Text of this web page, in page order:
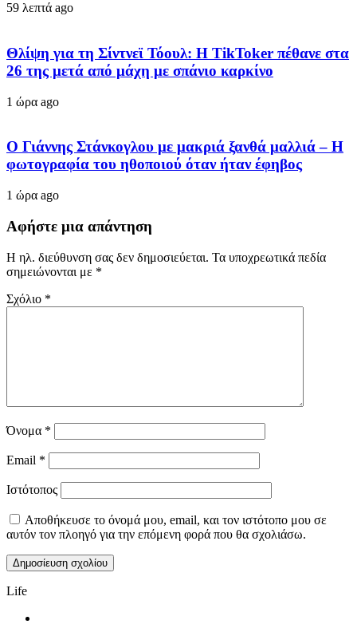
59 λεπτά ago
Θλίψη για τη Σίντνεϊ Τόουλ: Η TikToker πέθανε στα
26 της μετά από μάχη με σπάνιο καρκίνο
1 ώρα ago
Ο Γιάννης Στάνκογλου με μακριά ξανθά μαλλιά – Η
φωτογραφία του ηθοποιού όταν ήταν έφηβος
1 ώρα ago
Αφήστε μια απάντηση
Η ηλ. διεύθυνση σας δεν δημοσιεύεται. Τα υποχρεωτικά πεδία
σημειώνονται με *
Σχόλιο *
Όνομα *
Email *
Ιστότοπος
Αποθήκευσε το όνομά μου, email, και τον ιστότοπο μου σε
αυτόν τον πλοηγό για την επόμενη φορά που θα σχολιάσω.
Life